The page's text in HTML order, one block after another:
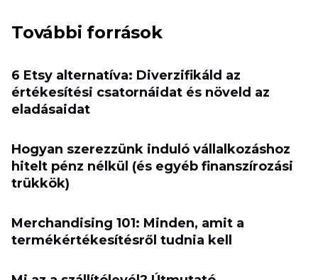
További források
6 Etsy alternatíva: Diverzifikáld az
értékesítési csatornáidat és növeld az
eladásaidat
Hogyan szerezzünk induló vállalkozáshoz
hitelt pénz nélkül (és egyéb finanszírozási
trükkök)
Merchandising 101: Minden, amit a
termékértékesítésről tudnia kell